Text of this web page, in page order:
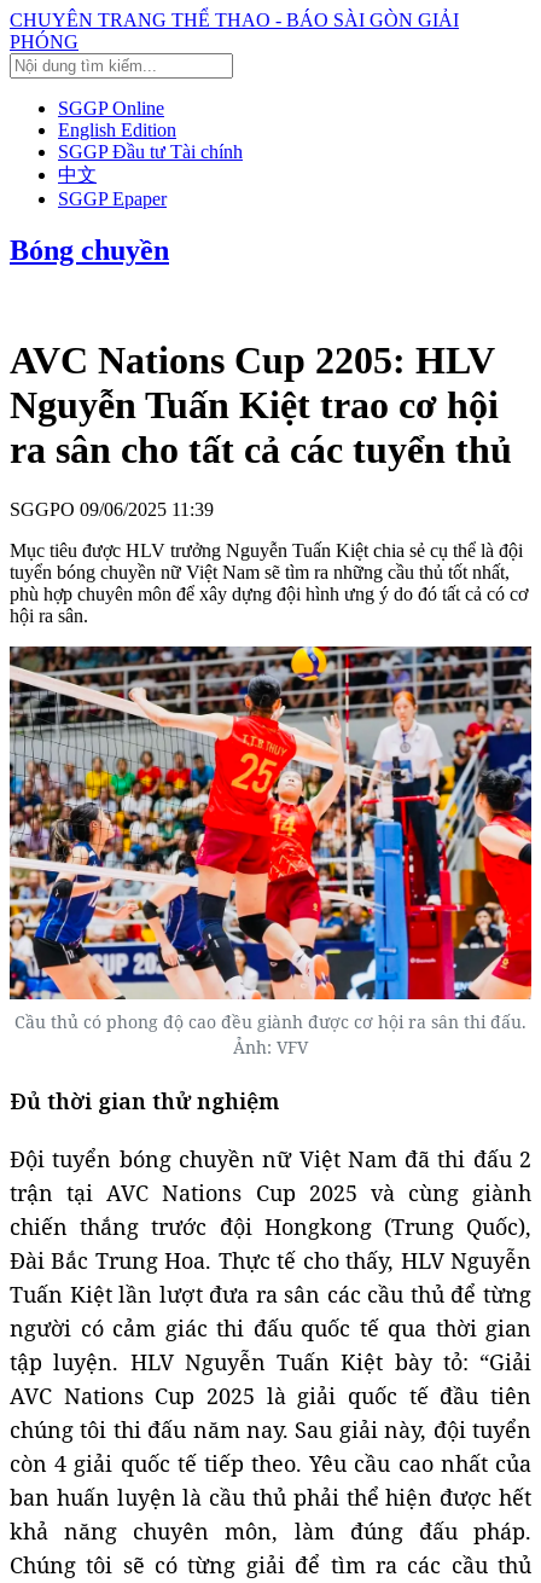
CHUYÊN TRANG THỂ THAO - BÁO SÀI GÒN GIẢI
PHÓNG
SGGP Online
English Edition
SGGP Đầu tư Tài chính
中文
SGGP Epaper
Bóng chuyền
AVC Nations Cup 2205: HLV
Nguyễn Tuấn Kiệt trao cơ hội
ra sân cho tất cả các tuyển thủ
SGGPO 09/06/2025 11:39
Mục tiêu được HLV trưởng Nguyễn Tuấn Kiệt chia sẻ cụ thể là đội
tuyển bóng chuyền nữ Việt Nam sẽ tìm ra những cầu thủ tốt nhất,
phù hợp chuyên môn để xây dựng đội hình ưng ý do đó tất cả có cơ
hội ra sân.
Cầu thủ có phong độ cao đều giành được cơ hội ra sân thi đấu.
Ảnh: VFV
Đủ thời gian thử nghiệm
Đội tuyển bóng chuyền nữ Việt Nam đã thi đấu 2
trận tại AVC Nations Cup 2025 và cùng giành
chiến thắng trước đội Hongkong (Trung Quốc),
Đài Bắc Trung Hoa. Thực tế cho thấy, HLV Nguyễn
Tuấn Kiệt lần lượt đưa ra sân các cầu thủ để từng
người có cảm giác thi đấu quốc tế qua thời gian
tập luyện. HLV Nguyễn Tuấn Kiệt bày tỏ: “Giải
AVC Nations Cup 2025 là giải quốc tế đầu tiên
chúng tôi thi đấu năm nay. Sau giải này, đội tuyển
còn 4 giải quốc tế tiếp theo. Yêu cầu cao nhất của
ban huấn luyện là cầu thủ phải thể hiện được hết
khả năng chuyên môn, làm đúng đấu pháp.
Chúng tôi sẽ có từng giải để tìm ra các cầu thủ